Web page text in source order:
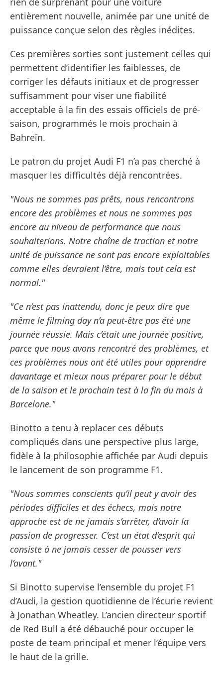
entièrement nouvelle, animée par une unité de
puissance conçue selon des règles inédites.
Ces premières sorties sont justement celles qui
permettent d’identifier les faiblesses, de
corriger les défauts initiaux et de progresser
suffisamment pour viser une fiabilité
acceptable à la fin des essais officiels de pré-
saison, programmés le mois prochain à
Bahreïn.
Le patron du projet Audi F1 n’a pas cherché à
masquer les difficultés déjà rencontrées.
"Nous ne sommes pas prêts, nous rencontrons
encore des problèmes et nous ne sommes pas
encore au niveau de performance que nous
souhaiterions. Notre chaîne de traction et notre
unité de puissance ne sont pas encore exploitables
comme elles devraient l’être, mais tout cela est
normal."
"Ce n’est pas inattendu, donc je peux dire que
même le filming day n’a peut-être pas été une
journée réussie. Mais c’était une journée positive,
parce que nous avons rencontré des problèmes, et
ces problèmes nous ont été utiles pour apprendre
davantage et mieux nous préparer pour le début
de la saison et le prochain test à la fin du mois à
Barcelone."
Binotto a tenu à replacer ces débuts
compliqués dans une perspective plus large,
fidèle à la philosophie affichée par Audi depuis
le lancement de son programme F1.
"Nous sommes conscients qu’il peut y avoir des
périodes difficiles et des échecs, mais notre
approche est de ne jamais s’arrêter, d’avoir la
passion de progresser. C’est un état d’esprit qui
consiste à ne jamais cesser de pousser vers
l’avant."
Si Binotto supervise l’ensemble du projet F1
d’Audi, la gestion quotidienne de l’écurie revient
à Jonathan Wheatley. L’ancien directeur sportif
de Red Bull a été débauché pour occuper le
poste de team principal et mener l’équipe vers
le haut de la grille.